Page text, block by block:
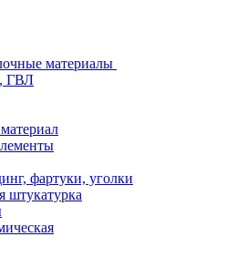
материалы
ГВЛ
фартуки, уголки
штукатурка